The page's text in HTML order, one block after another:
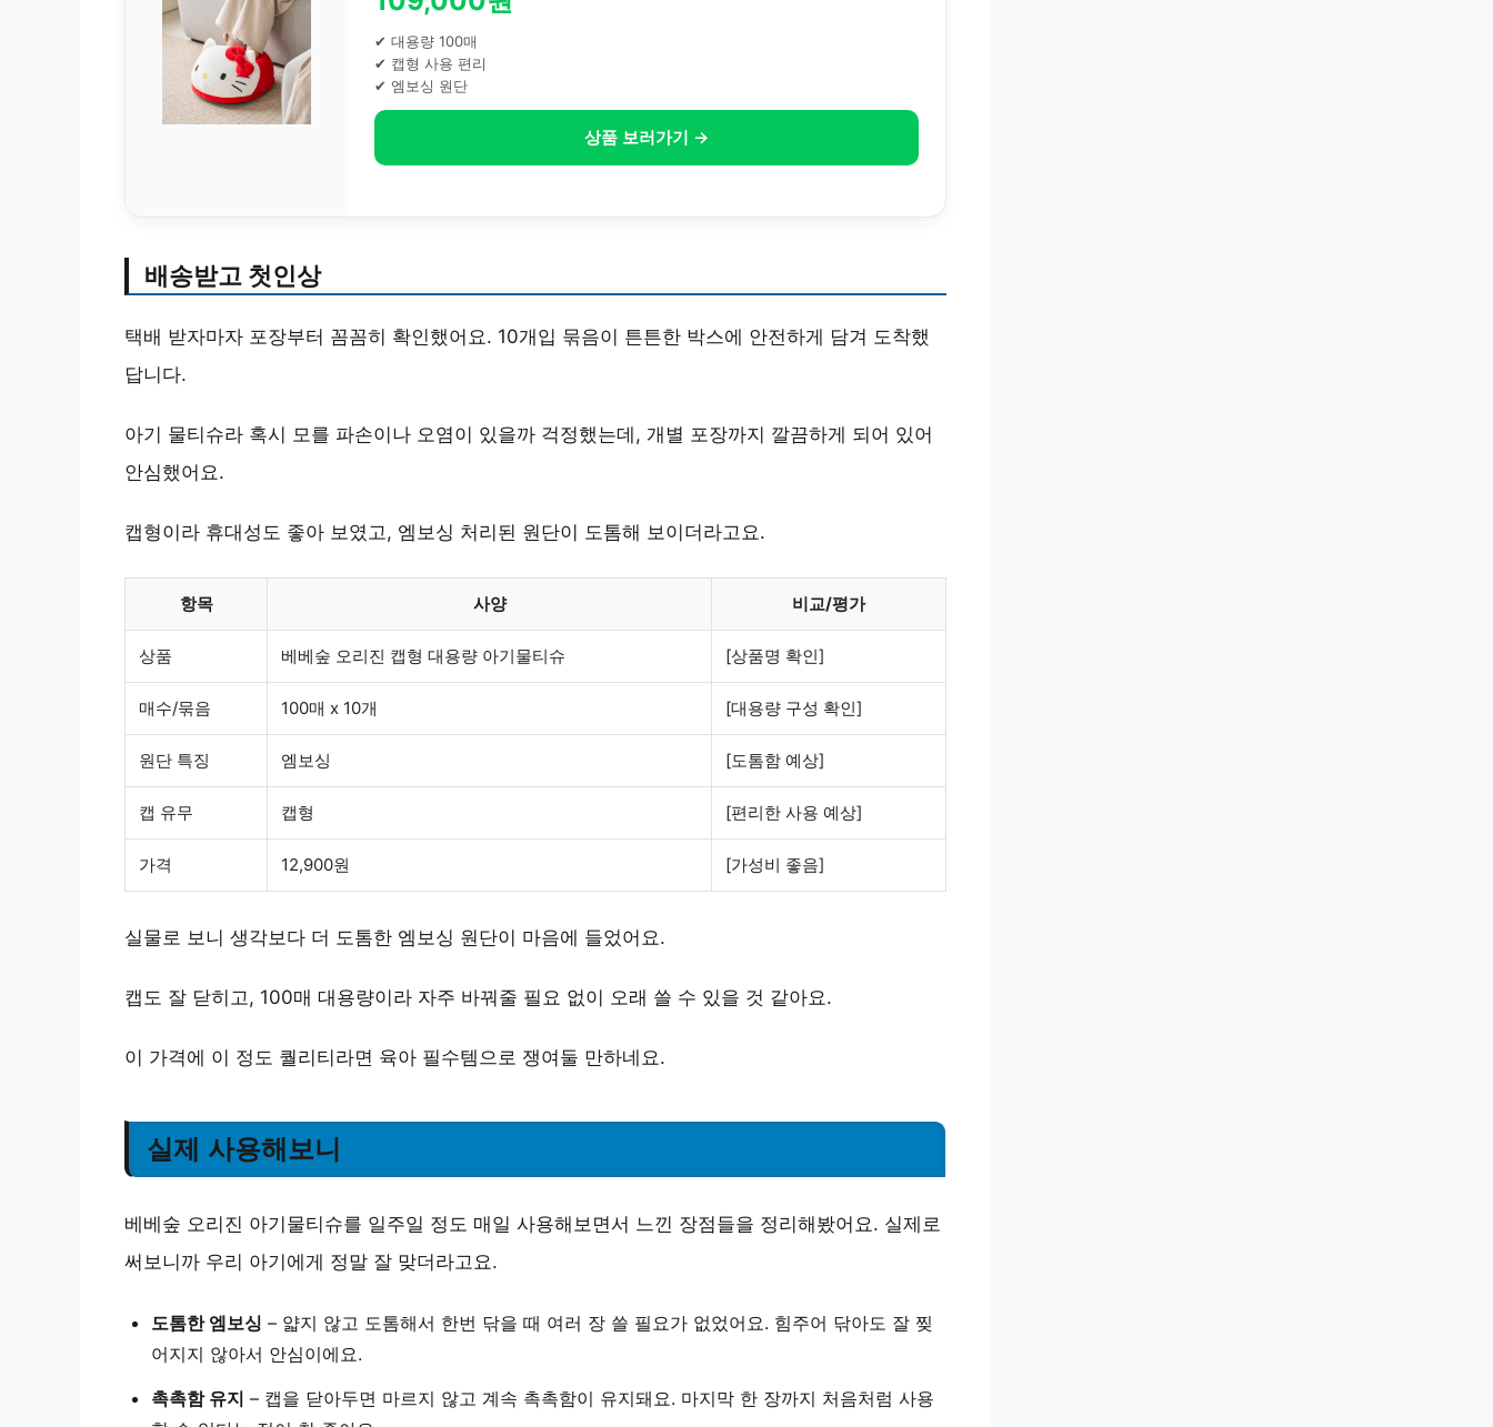
✔ 대용량 100매
✔ 캡형 사용 편리
✔ 엠보싱 원단
상품 보러가기 →
배송받고 첫인상
택배 받자마자 포장부터 꼼꼼히 확인했어요. 10개입 묶음이 튼튼한 박스에 안전하게 담겨 도착했
답니다.
아기 물티슈라 혹시 모를 파손이나 오염이 있을까 걱정했는데, 개별 포장까지 깔끔하게 되어 있어
안심했어요.
캡형이라 휴대성도 좋아 보였고, 엠보싱 처리된 원단이 도톰해 보이더라고요.
항목 사양 비교/평가
상품 베베숲 오리진 캡형 대용량 아기물티슈 [상품명 확인]
매수/묶음 100매 x 10개 [대용량 구성 확인]
원단 특징 엠보싱 [도톰함 예상]
캡 유무 캡형 [편리한 사용 예상]
가격 12,900원 [가성비 좋음]
실물로 보니 생각보다 더 도톰한 엠보싱 원단이 마음에 들었어요.
캡도 잘 닫히고, 100매 대용량이라 자주 바꿔줄 필요 없이 오래 쓸 수 있을 것 같아요.
이 가격에 이 정도 퀄리티라면 육아 필수템으로 쟁여둘 만하네요.
실제 사용해보니
베베숲 오리진 아기물티슈를 일주일 정도 매일 사용해보면서 느낀 장점들을 정리해봤어요. 실제로
써보니까 우리 아기에게 정말 잘 맞더라고요.
도톰한 엠보싱 – 얇지 않고 도톰해서 한번 닦을 때 여러 장 쓸 필요가 없었어요. 힘주어 닦아도 잘 찢
어지지 않아서 안심이에요.
촉촉함 유지 – 캡을 닫아두면 마르지 않고 계속 촉촉함이 유지돼요. 마지막 한 장까지 처음처럼 사용